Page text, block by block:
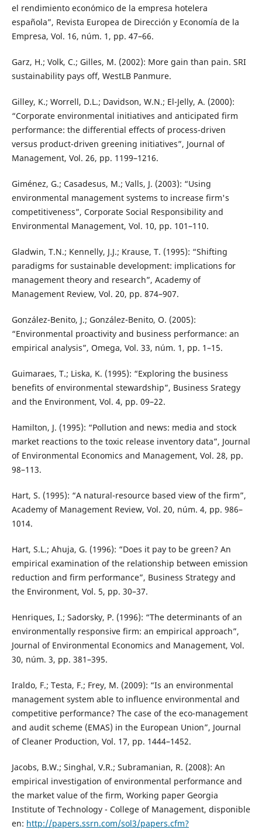
el rendimiento económico de la empresa hotelera
española”, Revista Europea de Dirección y Economía de la
Empresa, Vol. 16, núm. 1, pp. 47–66.
Garz, H.; Volk, C.; Gilles, M. (2002): More gain than pain. SRI
sustainability pays off, WestLB Panmure.
Gilley, K.; Worrell, D.L.; Davidson, W.N.; El-Jelly, A. (2000):
“Corporate environmental initiatives and anticipated firm
performance: the differential effects of process-driven
versus product-driven greening initiatives”, Journal of
Management, Vol. 26, pp. 1199–1216.
Giménez, G.; Casadesus, M.; Valls, J. (2003): “Using
environmental management systems to increase firm's
competitiveness”, Corporate Social Responsibility and
Environmental Management, Vol. 10, pp. 101–110.
Gladwin, T.N.; Kennelly, J.J.; Krause, T. (1995): “Shifting
paradigms for sustainable development: implications for
management theory and research”, Academy of
Management Review, Vol. 20, pp. 874–907.
González-Benito, J.; González-Benito, O. (2005):
“Environmental proactivity and business performance: an
empirical analysis”, Omega, Vol. 33, núm. 1, pp. 1–15.
Guimaraes, T.; Liska, K. (1995): “Exploring the business
benefits of environmental stewardship”, Business Srategy
and the Environment, Vol. 4, pp. 09–22.
Hamilton, J. (1995): “Pollution and news: media and stock
market reactions to the toxic release inventory data”, Journal
of Environmental Economics and Management, Vol. 28, pp.
98–113.
Hart, S. (1995): “A natural-resource based view of the firm”,
Academy of Management Review, Vol. 20, núm. 4, pp. 986–
1014.
Hart, S.L.; Ahuja, G. (1996): “Does it pay to be green? An
empirical examination of the relationship between emission
reduction and firm performance”, Business Strategy and
the Environment, Vol. 5, pp. 30–37.
Henriques, I.; Sadorsky, P. (1996): “The determinants of an
environmentally responsive firm: an empirical approach”,
Journal of Environmental Economics and Management, Vol.
30, núm. 3, pp. 381–395.
Iraldo, F.; Testa, F.; Frey, M. (2009): “Is an environmental
management system able to influence environmental and
competitive performance? The case of the eco-management
and audit scheme (EMAS) in the European Union”, Journal
of Cleaner Production, Vol. 17, pp. 1444–1452.
Jacobs, B.W.; Singhal, V.R.; Subramanian, R. (2008): An
empirical investigation of environmental performance and
the market value of the firm, Working paper Georgia
Institute of Technology - College of Management, disponible
en: http://papers.ssrn.com/sol3/papers.cfm?